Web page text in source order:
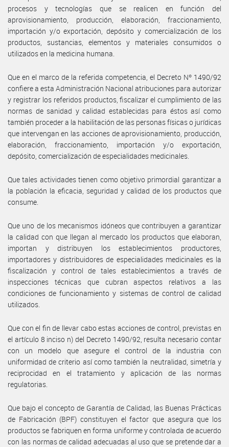
procesos y tecnologías que se realicen en función del
aprovisionamiento, producción, elaboración, fraccionamiento,
importación y/o exportación, depósito y comercialización de los
productos, sustancias, elementos y materiales consumidos o
utilizados en la medicina humana.
Que en el marco de la referida competencia, el Decreto Nº 1490/92
confiere a esta Administración Nacional atribuciones para autorizar
y registrar los referidos productos, fiscalizar el cumplimiento de las
normas de sanidad y calidad establecidas para éstos así como
también proceder a la habilitación de las personas físicas o jurídicas
que intervengan en las acciones de aprovisionamiento, producción,
elaboración, fraccionamiento, importación y/o exportación,
depósito, comercialización de especialidades medicinales.
Que tales actividades tienen como objetivo primordial garantizar a
la población la eficacia, seguridad y calidad de los productos que
consume.
Que uno de los mecanismos idóneos que contribuyen a garantizar
la calidad con que llegan al mercado los productos que elaboran,
importan y distribuyen los establecimientos productores,
importadores y distribuidores de especialidades medicinales es la
fiscalización y control de tales establecimientos a través de
inspecciones técnicas que cubran aspectos relativos a las
condiciones de funcionamiento y sistemas de control de calidad
utilizados.
Que con el fin de llevar cabo estas acciones de control, previstas en
el artículo 8 inciso n) del Decreto 1490/92, resulta necesario contar
con un modelo que asegure el control de la industria con
uniformidad de criterio así como también la neutralidad, simetría y
reciprocidad en el tratamiento y aplicación de las normas
regulatorias.
Que bajo el concepto de Garantía de Calidad, las Buenas Prácticas
de Fabricación (BPF) constituyen el factor que asegura que los
productos se fabriquen en forma uniforme y controlada de acuerdo
con las normas de calidad adecuadas al uso que se pretende dar a